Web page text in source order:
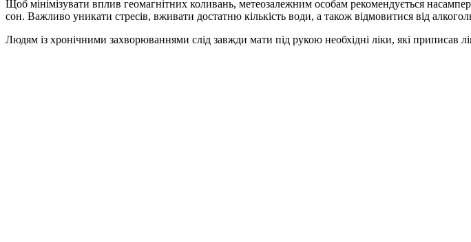
Щоб мінімізувати вплив геомагнітних коливань, метеозалежним особам рекомендується
сон. Важливо уникати стресів, вживати достатню кількість води, а також відмовитися від
Людям із хронічними захворюваннями слід завжди мати під рукою необхідні ліки, які приписав